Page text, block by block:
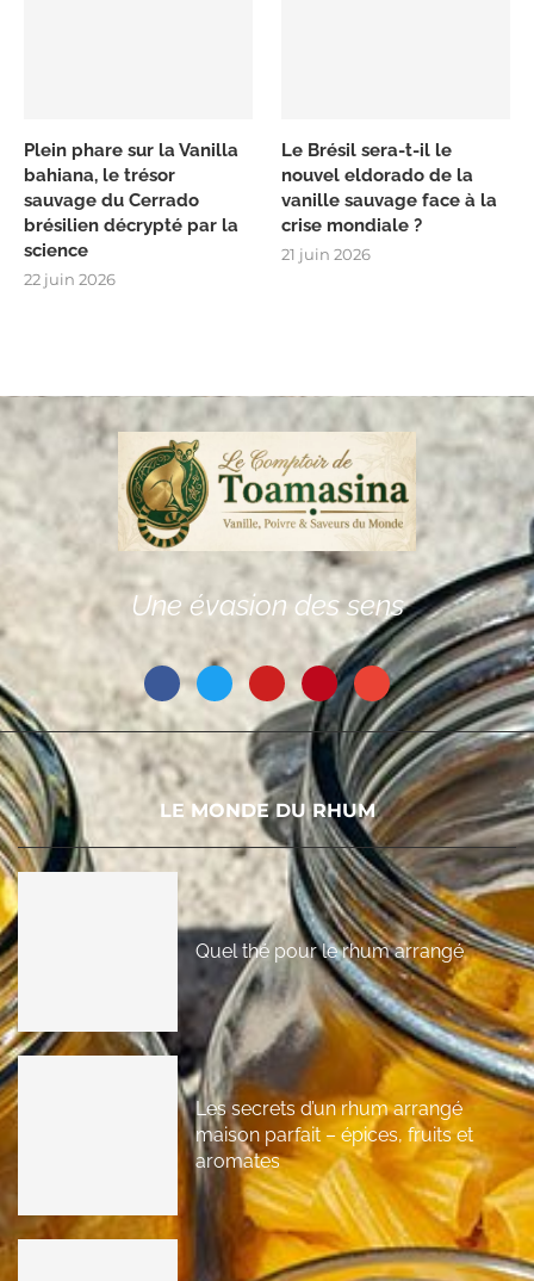
Plein phare sur la Vanilla
bahiana, le trésor
sauvage du Cerrado
brésilien décrypté par la
science
22 juin 2026
Le Brésil sera-t-il le
nouvel eldorado de la
vanille sauvage face à la
crise mondiale ?
21 juin 2026
Une évasion des sens
LE MONDE DU RHUM
Quel thé pour le rhum arrangé
Les secrets d’un rhum arrangé
maison parfait – épices, fruits et
aromates